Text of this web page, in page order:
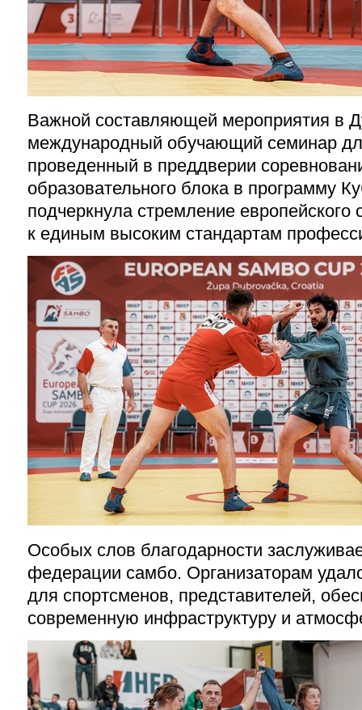
Важной составляющей мероприятия в
международный обучающий семинар
проведенный в преддверии
образовательного блока в программу
подчеркнула стремление
к единым высоким стандартам
Особых слов благодарности
федерации самбо. Организаторам
для спортсменов, представителей,
современную инфраструктуру и